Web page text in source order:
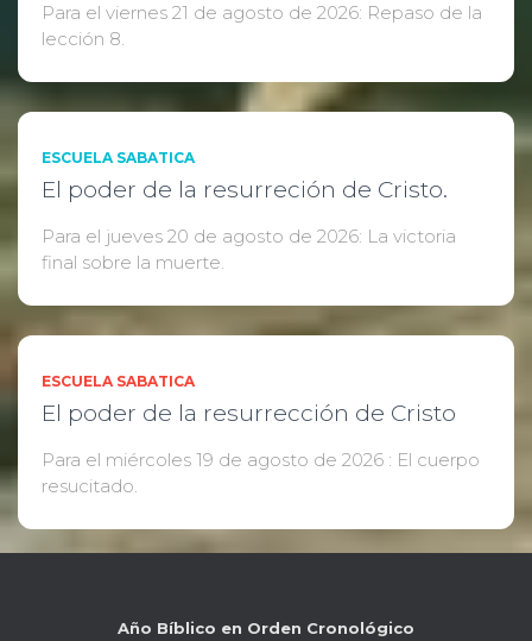
Para el viernes 21 de agosto de 2026: Repaso de la
lección 8.
ESCUELA SABATICA
El poder de la resurreción de Cristo.
Para el jueves 20 de agosto de 2026: La victoria
final sobre la muerte.
ESCUELA SABATICA
El poder de la resurrección de Cristo
Para el miércoles 19 de agosto de 2026 : El cuerpo
resucitado.
Año Bíblico en Orden Cronológico